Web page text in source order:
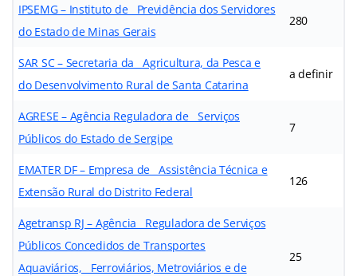
IPSEMG – Instituto de Previdência dos Servidores
do Estado de Minas Gerais
280
SAR SC – Secretaria da Agricultura, da Pesca e
do Desenvolvimento Rural de Santa Catarina
a definir
AGRESE – Agência Reguladora de Serviços
Públicos do Estado de Sergipe
7
EMATER DF – Empresa de Assistência Técnica e
Extensão Rural do Distrito Federal
126
Agetransp RJ – Agência Reguladora de Serviços
Públicos Concedidos de Transportes
Aquaviários, Ferroviários, Metroviários e de
25